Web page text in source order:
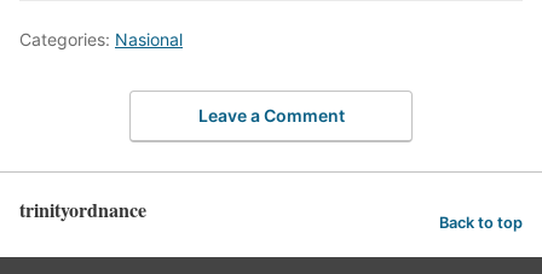
Categories: Nasional
Leave a Comment
trinityordnance Back to top